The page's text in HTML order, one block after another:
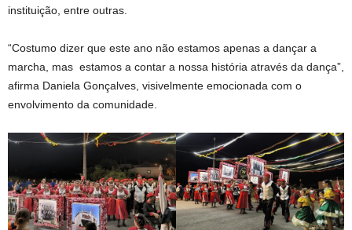
instituição, entre outras.
“Costumo dizer que este ano não estamos apenas a dançar a
marcha, mas estamos a contar a nossa história através da dança”,
afirma Daniela Gonçalves, visivelmente emocionada com o
envolvimento da comunidade.